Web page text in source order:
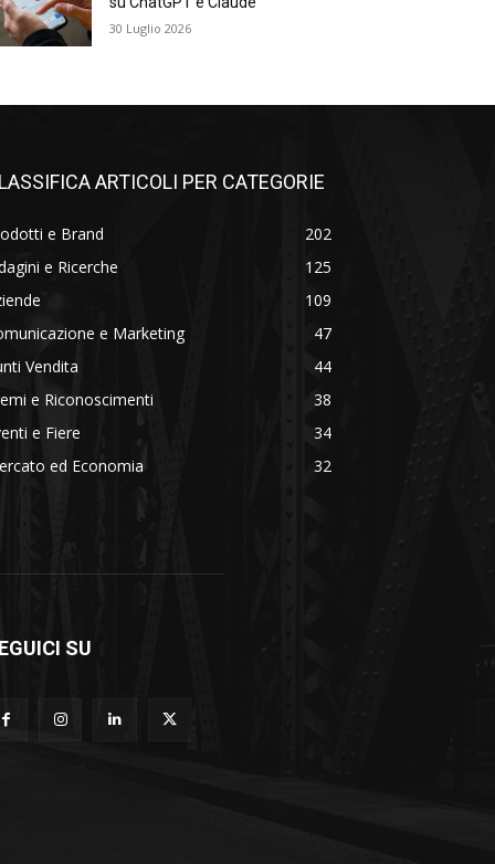
30 Luglio 2026
ARTICOLI PER CATEGORIE
e Brand
202
e Ricerche
125
109
e Marketing
47
Vendita
44
e Riconoscimenti
38
e Fiere
34
ed Economia
32
SU